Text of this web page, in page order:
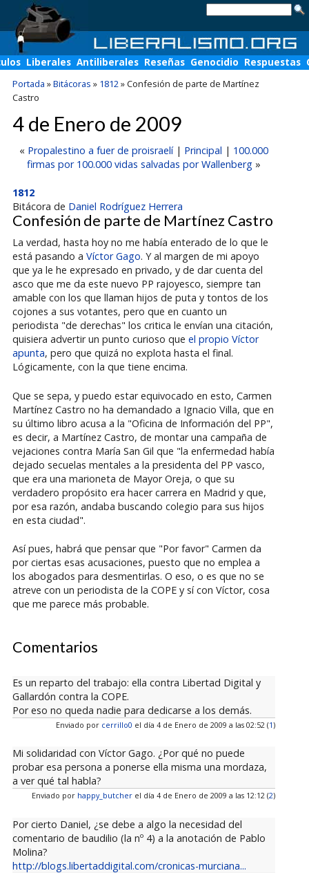
Liberales Antiliberales Reseñas Genocidio Respuestas
Portada »Bitácoras » 1812»Confesión de parte de Martínez
Castro
4 de Enero de 2009
« Propalestino a fuer de proisraelí| Principal | 100.000
firmas por 100.000 vidas salvadas por Wallenberg»
1812
Bitácora de Daniel Rodríguez Herrera
Confesión de parte de Martínez Castro
La verdad, hasta hoy no me había enterado de lo que le
está pasando a Víctor Gago. Y al margen de mi apoyo
que ya le he expresado en privado, y de dar cuenta del
asco que me da este nuevo PP rajoyesco, siempre tan
amable con los que llaman hijos de puta y tontos de los
cojones a sus votantes, pero que en cuanto un
periodista "de derechas" los critica le envían una citación,
quisiera advertir un punto curioso que el propio Víctor
apunta, pero que quizá no explota hasta el final.
Lógicamente, con la que tiene encima.
Que se sepa, y puedo estar equivocado en esto, Carmen
Martínez Castro no ha demandado a Ignacio Villa, que en
su último libro acusa a la "Oficina de Información del PP",
es decir, a Martínez Castro, de montar una campaña de
vejaciones contra María San Gil que "la enfermedad había
dejado secuelas mentales a la presidenta del PP vasco,
que era una marioneta de Mayor Oreja, o que su
verdadero propósito era hacer carrera en Madrid y que,
por esa razón, andaba buscando colegio para sus hijos
en esta ciudad".
Así pues, habrá que pensar que "Por favor" Carmen da
por ciertas esas acusaciones, puesto que no emplea a
los abogados para desmentirlas. O eso, o es que no se
atreve con un periodista de la COPE y sí con Víctor, cosa
que me parece más probable.
Comentarios
Es un reparto del trabajo: ella contra Libertad Digital y
Gallardón contra la COPE.
Por eso no queda nadie para dedicarse a los demás.
Enviado por cerrillo0 el día 4 de Enero de 2009 a las 02:52 (1)
Mi solidaridad con Víctor Gago. ¿Por qué no puede
probar esa persona a ponerse ella misma una mordaza,
a ver qué tal habla?
Enviado por happy_butcherel día 4 de Enero de 2009 a las 12:12 (2)
Por cierto Daniel, ¿se debe a algo la necesidad del
comentario de baudilio (la nº 4) a la anotación de Pablo
Molina?
http://blogs.libertaddigital.com/cronicas-murciana...